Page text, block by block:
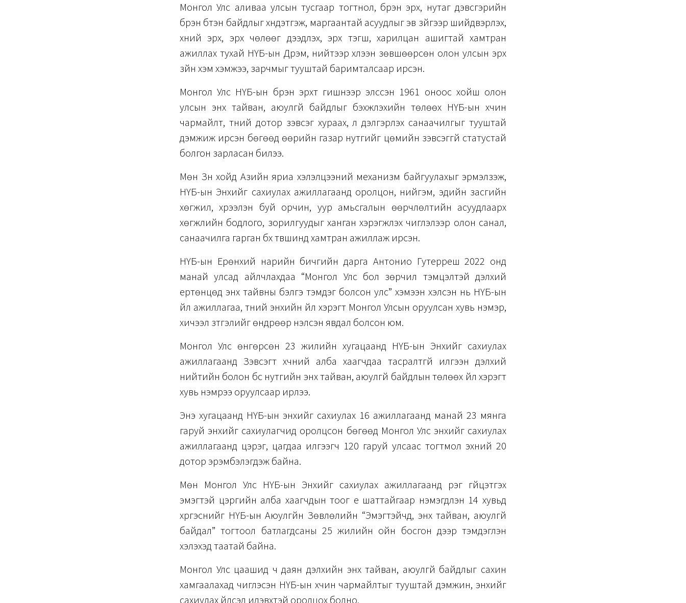
Монгол Улс аливаа улсын тусгаар тогтнол, бүрэн эрх, нутаг дэвсгэрийн
бүрэн бүтэн байдлыг хүндэтгэж, маргаантай асуудлыг эв зүйгээр шийдвэрлэх,
хүний эрх, эрх чөлөөг дээдлэх, эрх тэгш, харилцан ашигтай хамтран
ажиллах тухай НҮБ-ын Дүрэм, нийтээр хүлээн зөвшөөрсөн олон улсын эрх
зүйн хэм хэмжээ, зарчмыг тууштай баримталсаар ирсэн.
Монгол Улс НҮБ-ын бүрэн эрхт гишүүнээр элссэн 1961 оноос хойш олон
улсын энх тайван, аюулгүй байдлыг бэхжүүлэхийн төлөөх НҮБ-ын хүчин
чармайлт, түүний дотор зэвсэг хураах, үл дэлгэрүүлэх санаачилгыг тууштай
дэмжиж ирсэн бөгөөд өөрийн газар нутгийг цөмийн зэвсэггүй статустай
болгон зарласан билээ.
Мөн Зүүн хойд Азийн яриа хэлэлцээний механизм байгуулахыг эрмэлзэж,
НҮБ-ын Энхийг сахиулах ажиллагаанд оролцон, нийгэм, эдийн засгийн
хөгжил, хүрээлэн буй орчин, уур амьсгалын өөрчлөлтийн асуудлаарх
хөгжлийн бодлого, зорилгуудыг ханган хэрэгжүүлэх чиглэлээр олон санал,
санаачилга гарган бүх түвшинд хамтран ажиллаж ирсэн.
НҮБ-ын Ерөнхий нарийн бичгийн дарга Антонио Гутерреш 2022 онд
манай улсад айлчлахдаа “Монгол Улс бол зөрчил тэмцэлтэй дэлхий
ертөнцөд энх тайвны бэлгэ тэмдэг болсон улс” хэмээн хэлсэн нь НҮБ-ын
үйл ажиллагаа, түүний энхийн үйл хэрэгт Монгол Улсын оруулсан хувь нэмэр,
хичээл зүтгэлийг өндрөөр үнэлсэн явдал болсон юм.
Монгол Улс өнгөрсөн 23 жилийн хугацаанд НҮБ-ын Энхийг сахиулах
ажиллагаанд Зэвсэгт хүчний алба хаагчдаа тасралтгүй илгээн дэлхий
нийтийн болон бүс нутгийн энх тайван, аюулгүй байдлын төлөөх үйл хэрэгт
хувь нэмрээ оруулсаар ирлээ.
Энэ хугацаанд НҮБ-ын энхийг сахиулах 16 ажиллагаанд манай 23 мянга
гаруй энхийг сахиулагчид оролцсон бөгөөд Монгол Улс энхийг сахиулах
ажиллагаанд цэрэг, цагдаа илгээгч 120 гаруй улсаас тогтмол эхний 20
дотор эрэмбэлэгдэж байна.
Мөн Монгол Улс НҮБ-ын Энхийг сахиулах ажиллагаанд үүрэг гүйцэтгэх
эмэгтэй цэргийн алба хаагчдын тоог үе шаттайгаар нэмэгдүүлэн 14 хувьд
хүргэснийг НҮБ-ын Аюулгүйн Зөвлөлийн “Эмэгтэйчүүд, энх тайван, аюулгүй
байдал” тогтоол батлагдсаны 25 жилийн ойн босгон дээр тэмдэглэн
хэлэхэд таатай байна.
Монгол Улс цаашид ч даян дэлхийн энх тайван, аюулгүй байдлыг сахин
хамгаалахад чиглэсэн НҮБ-ын хүчин чармайлтыг тууштай дэмжин, энхийг